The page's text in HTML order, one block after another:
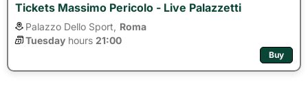
Tickets Massimo Pericolo - Live Palazzetti
Palazzo Dello Sport,
Roma
Tuesday hours 21:00
Buy